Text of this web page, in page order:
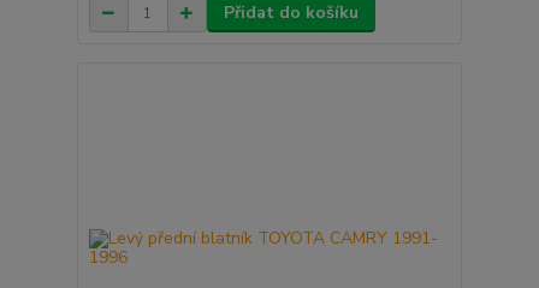
Přidat do košíku